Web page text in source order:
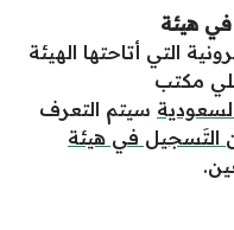
هيئة
التي أتاحتها الهيئة
مكتب
سيتم التعرف
التَسجيل في هيئة